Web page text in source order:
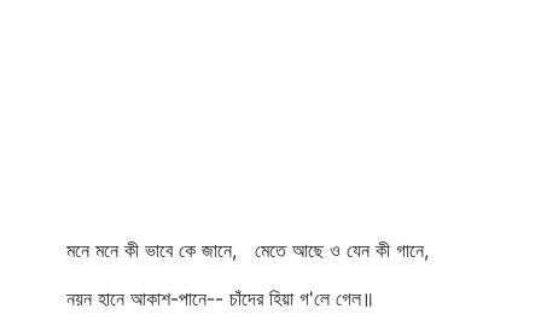
মনে মনে কী ভাবে কে জানে, মেতে আছে ও যেন কী গানে,
নয়ন হানে আকাশ-পানে-- চাঁদের হিয়া গ'লে গেল॥